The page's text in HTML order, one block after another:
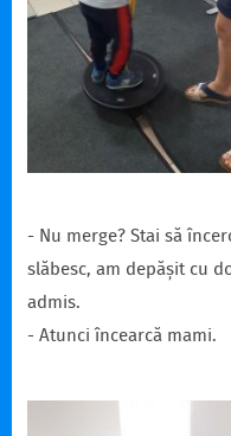
- Nu merge? Stai să
slăbesc, am depășit cu
admis.
- Atunci încearcă mami.